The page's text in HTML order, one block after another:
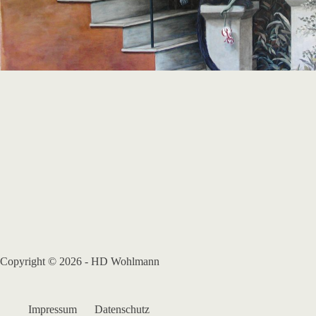
Copyright © 2026 - HD Wohlmann
Impressum Datenschutz